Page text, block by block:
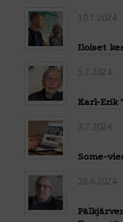
19.7.2024
Iloiset
5.7.2024
Karl-Erik
3.7.2024
Some-
26.6.2024